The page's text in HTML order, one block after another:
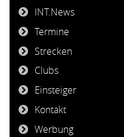
INT.News
Termine
Strecken
Clubs
Einsteiger
Kontakt
Werbung